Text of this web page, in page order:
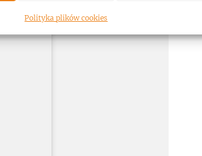
Polityka plików cookies